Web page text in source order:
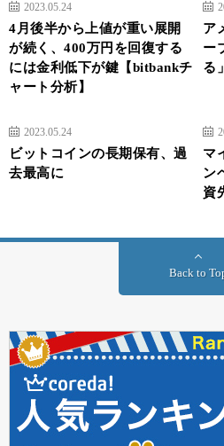
2023.05.24
4月後半から上値が重い展開
が続く、400万円を回復する
には金利低下が鍵【bitbankチ
ャート分析】
ア
ー
る
2023.05.24
ビットコインの長期保有、過
去最高に
マ
ン
資
Back to